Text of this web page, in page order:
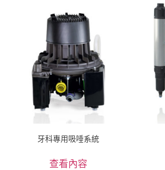
牙科專用吸唾系統
查看內容